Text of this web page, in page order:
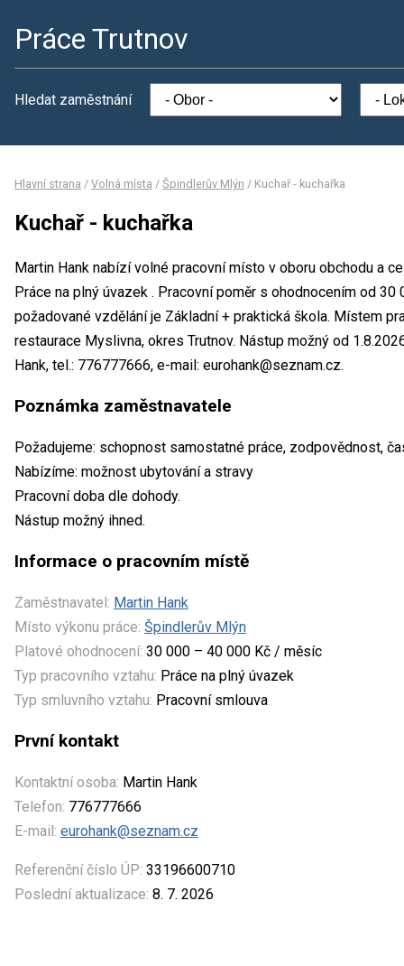
Práce Trutnov
Hledat zaměstnání
Hlavní strana / Volná místa / Špindlerův Mlýn / Kuchař - kuchařka
Kuchař - kuchařka
Martin Hank nabízí volné pracovní místo v oboru obchodu a
Práce na plný úvazek . Pracovní poměr s ohodnocením od
požadované vzdělání je Základní + praktická škola. Místem
restaurace Myslivna, okres Trutnov. Nástup možný od
Hank, tel.: 776777666, e-mail: eurohank@seznam.cz.
Poznámka zaměstnavatele
Požadujeme: schopnost samostatné práce, zodpovědnost,
Nabízíme: možnost ubytování a stravy
Pracovní doba dle dohody.
Nástup možný ihned.
Informace o pracovním místě
Zaměstnavatel: Martin Hank
Místo výkonu práce: Špindlerův Mlýn
Platové ohodnocení: 30 000 – 40 000 Kč / měsíc
Typ pracovního vztahu: Práce na plný úvazek
Typ smluvního vztahu: Pracovní smlouva
První kontakt
Kontaktní osoba: Martin Hank
Telefon: 776777666
E-mail: eurohank@seznam.cz
Referenční číslo ÚP: 33196600710
Poslední aktualizace: 8. 7. 2026